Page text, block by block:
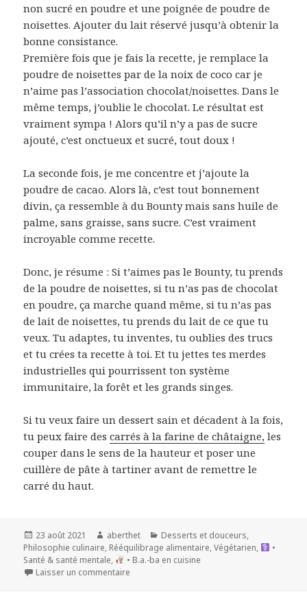
non sucré en poudre et une poignée de poudre de
noisettes. Ajouter du lait réservé jusqu’à obtenir la
bonne consistance.
Première fois que je fais la recette, je remplace la
poudre de noisettes par de la noix de coco car je
n’aime pas l’association chocolat/noisettes. Dans le
même temps, j’oublie le chocolat. Le résultat est
vraiment sympa ! Alors qu’il n’y a pas de sucre
ajouté, c’est onctueux et sucré, tout doux !
La seconde fois, je me concentre et j’ajoute la
poudre de cacao. Alors là, c’est tout bonnement
divin, ça ressemble à du Bounty mais sans huile de
palme, sans graisse, sans sucre. C’est vraiment
incroyable comme recette.
Donc, je résume : Si t’aimes pas le Bounty, tu prends
de la poudre de noisettes, si tu n’as pas de chocolat
en poudre, ça marche quand même, si tu n’as pas
de lait de noisettes, tu prends du lait de ce que tu
veux. Tu adaptes, tu inventes, tu oublies des trucs
et tu crées ta recette à toi. Et tu jettes tes merdes
industrielles qui pourrissent ton système
immunitaire, la forêt et les grands singes.
Si tu veux faire un dessert sain et décadent à la fois,
tu peux faire descarrés à la farine de châtaigne, les
couper dans le sens de la hauteur et poser une
cuillère de pâte à tartiner avant de remettre le
carré du haut.
Publié
le
23 août 2021 Auteur
aberthet Catégories
Desserts et douceurs,
Philosophie culinaire, Rééquilibrage alimentaire,Végétarien,
•
Santé & santé mentale,
• B.a.-ba en cuisine
Laisser un commentaire